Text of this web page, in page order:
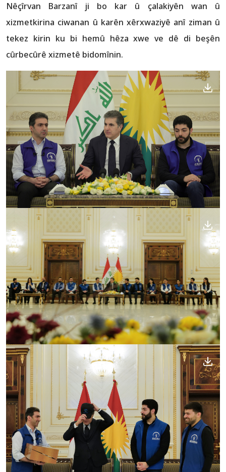
Nêçîrvan Barzanî ji bo kar û çalakiyên wan û
xizmetkirina ciwanan û karên xêrxwaziyê anî ziman û
tekez kirin ku bi hemû hêza xwe ve dê di beşên
cûrbecûrê xizmetê bidomînin.